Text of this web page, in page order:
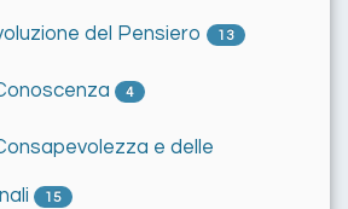
del Pensiero 13
4
e delle
15